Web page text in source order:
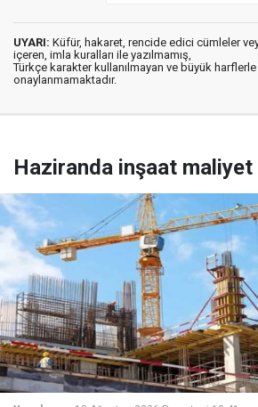
UYARI: Küfür, hakaret, rencide edici cümleler
içeren, imla kuralları ile yazılmamış,
Türkçe karakter kullanılmayan ve büyük harflerle
onaylanmamaktadır.
Haziranda inşaat